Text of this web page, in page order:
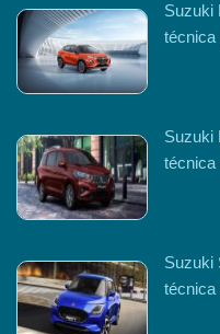
Suzuki
técnica
Suzuki
técnica
Suzuki
técnica